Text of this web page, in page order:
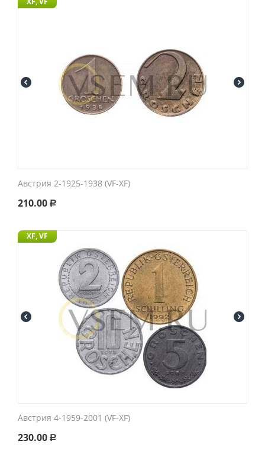
Австрия 2-1925-1938 (VF-XF)
210.00 Р
XF, VF
Австрия 4-1959-2001 (VF-XF)
230.00 Р